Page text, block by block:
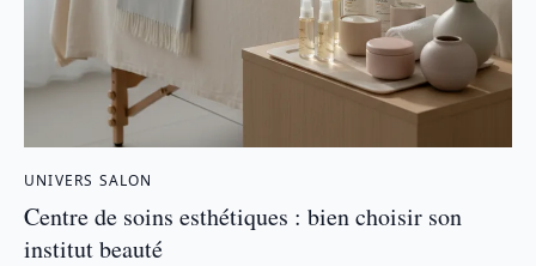
UNIVERS SALON
Centre de soins esthétiques : bien choisir son
institut beauté